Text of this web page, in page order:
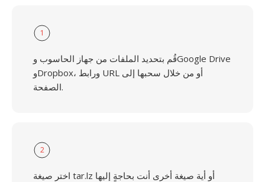
1
قُم بتحديد الملفات من جهاز الحاسوب وGoogle Drive
وDropbox، ورابط URL أو من خلال سحبها إلى
الصفحة.
2
اختر صيغة tar.lz أو أية صيغة أخرى أنت بحاجةٍ إليها